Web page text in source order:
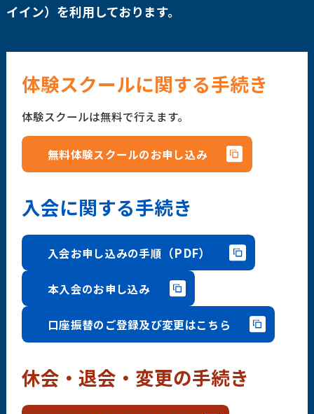
イイン）を利用しております。
体験スクールに関する手続き
体験スクールは無料で行えます。
無料体験スクールのお申し込み
入会に関する手続き
入会お申し込みの手順 （PDF）
本入会のお申し込み
口座振替のご登録及び変更はこちら
休会・退会・変更の手続き